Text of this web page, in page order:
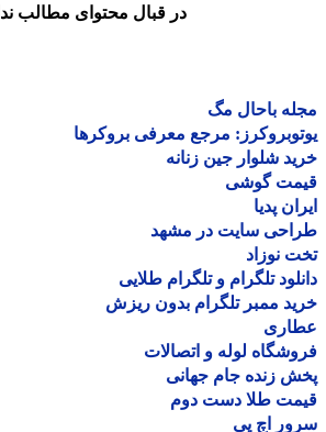
در قبال محتوای مطالب ندارد.
باحال مگ
مرجع معرفی بروکرها
شلوار جین زنانه
گوشی
پدیا
سایت در مشهد
نوزاد
تلگرام و تلگرام طلایی
ممبر تلگرام بدون ریزش
لوله و اتصالات
زنده جام جهانی
طلا دست دوم
اچ پی